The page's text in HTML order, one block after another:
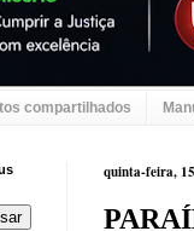
compartilhados
quinta-feira,